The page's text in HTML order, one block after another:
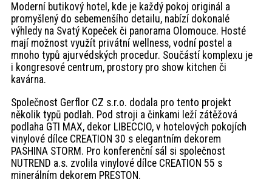
Moderní butikový hotel, kde je každý pokoj originál a
promyšlený do sebemenšího detailu, nabízí dokonalé
výhledy na Svatý Kopeček či panorama Olomouce. Hosté
mají možnost využít privátní wellness, vodní postel a
mnoho typů ajurvédských procedur. Součástí komplexu je
i kongresové centrum, prostory pro show kitchen či
kavárna.
Společnost Gerflor CZ s.r.o. dodala pro tento projekt
několik typů podlah. Pod stroji a činkami leží zátěžová
podlaha GTI MAX, dekor LIBECCIO, v hotelových pokojích
vinylové dílce CREATION 30 s elegantním dekorem
PASHINA STORM. Pro konferenční sál si společnost
NUTREND a.s. zvolila vinylové dílce CREATION 55 s
minerálním dekorem PRESTON.